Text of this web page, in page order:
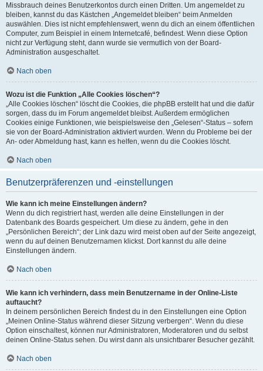
Missbrauch deines Benutzerkontos durch einen Dritten. Um angemeldet zu
bleiben, kannst du das Kästchen „Angemeldet bleiben“ beim Anmelden
auswählen. Dies ist nicht empfehlenswert, wenn du dich an einem öffentlichen
Computer, zum Beispiel in einem Internetcafé, befindest. Wenn diese Option
nicht zur Verfügung steht, dann wurde sie vermutlich von der Board-
Administration ausgeschaltet.
Nach oben
Wozu ist die Funktion „Alle Cookies löschen“?
„Alle Cookies löschen“ löscht die Cookies, die phpBB erstellt hat und die dafür
sorgen, dass du im Forum angemeldet bleibst. Außerdem ermöglichen
Cookies einige Funktionen, wie beispielsweise den „Gelesen“-Status – sofern
sie von der Board-Administration aktiviert wurden. Wenn du Probleme bei der
An- oder Abmeldung hast, kann es helfen, wenn du die Cookies löscht.
Nach oben
Benutzerpräferenzen und -einstellungen
Wie kann ich meine Einstellungen ändern?
Wenn du dich registriert hast, werden alle deine Einstellungen in der
Datenbank des Boards gespeichert. Um diese zu ändern, gehe in den
„Persönlichen Bereich“; der Link dazu wird meist oben auf der Seite angezeigt,
wenn du auf deinen Benutzernamen klickst. Dort kannst du alle deine
Einstellungen ändern.
Nach oben
Wie kann ich verhindern, dass mein Benutzername in der Online-Liste
auftaucht?
In deinem persönlichen Bereich findest du in den Einstellungen eine Option
„Meinen Online-Status während dieser Sitzung verbergen“. Wenn du diese
Option einschaltest, können nur Administratoren, Moderatoren und du selbst
deinen Online-Status sehen. Du wirst dann als unsichtbarer Besucher gezählt.
Nach oben